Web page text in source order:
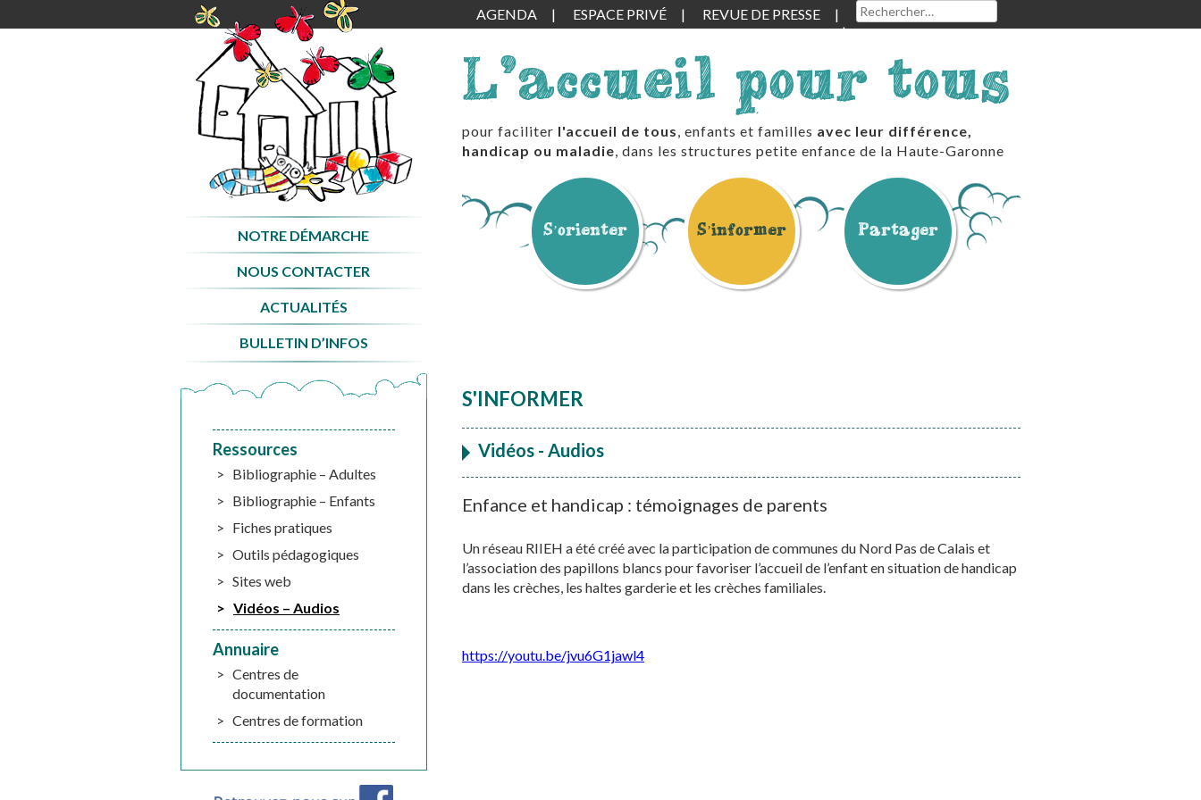
L'accueil pour tous
pour faciliter l'accueil de tous, enfants et familles avec leur différence,
handicap ou maladie, dans les structures petite enfance de la Haute-Garonne
contenu
S’orienter S’informer Partager
NOTRE DÉMARCHE
NOUS CONTACTER
ACTUALITÉS
BULLETIN D’INFOS
AGENDA ESPACE PRIVÉ REVUE DE PRESSE Rechercher :
S'INFORMER
Vidéos - Audios
Enfance et handicap : témoignages de parents
Un réseau RIIEH a été créé avec la participation de communes du Nord Pas de Calais et
l’association des papillons blancs pour favoriser l’accueil de l’enfant en situation de handicap
dans les crèches, les haltes garderie et les crèches familiales.
https://youtu.be/jvu6G1jawl4
Ressources
Bibliographie – Adultes
Bibliographie – Enfants
Fiches pratiques
Outils pédagogiques
Sites web
Vidéos – Audios
Annuaire
Centres de
documentation
Centres de formation